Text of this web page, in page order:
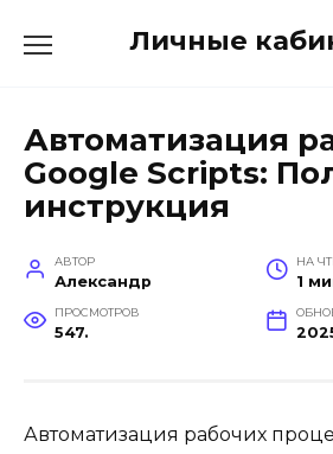
Личные
Автоматизация
Google Scripts:
инструкция
АВТОР
Александр
НА
1
ПРОСМОТРОВ
547.
Автоматизация рабочих